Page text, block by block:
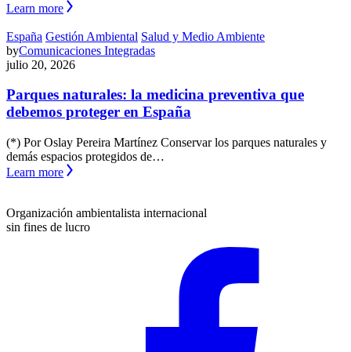
Learn more
España Gestión Ambiental Salud y Medio Ambiente
byComunicaciones Integradas
julio 20, 2026
Parques naturales: la medicina preventiva que
debemos proteger en España
(*) Por Oslay Pereira Martínez Conservar los parques naturales y
demás espacios protegidos de…
Learn more
Organización ambientalista internacional
sin fines de lucro